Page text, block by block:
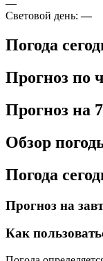
—
Световой день:—
Погода
Прогноз по
Прогноз на
Обзор
Погода
Прогноз на
Как